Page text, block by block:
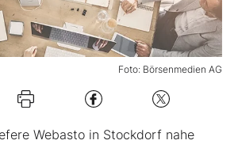
Foto: Börsenmedien AG
Webasto in Stockdorf nahe